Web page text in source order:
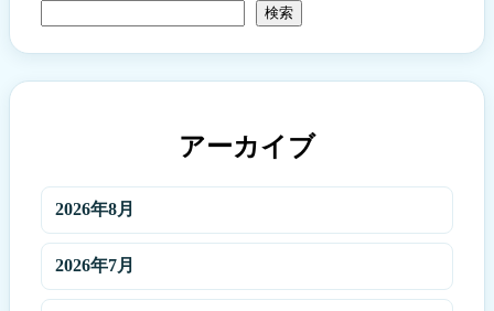
検索
アーカイブ
2026年8月
2026年7月